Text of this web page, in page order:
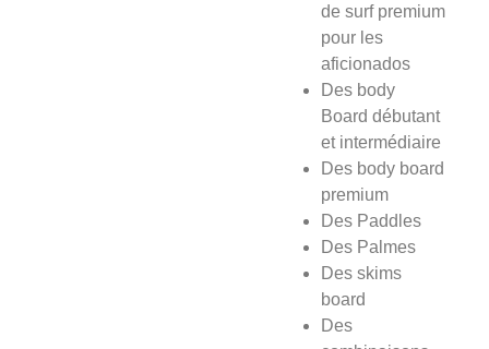
de surf premium
pour les
aficionados
Des body
Board débutant
et intermédiaire
Des body board
premium
Des Paddles
Des Palmes
Des skims
board
Des